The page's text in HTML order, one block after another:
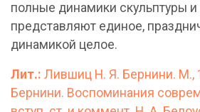
полные динамики скульптуры и
представляют единое,
динамикой целое.
Лит.: Лившиц Н. Я. Бернини. М.,
Бернини. Воспоминания